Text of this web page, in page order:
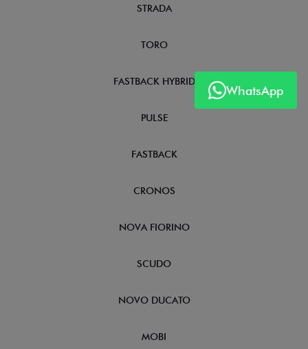
WhatsApp
STRADA
TORO
FASTBACK HYBRID
PULSE
FASTBACK
CRONOS
NOVA FIORINO
SCUDO
NOVO DUCATO
MOBI